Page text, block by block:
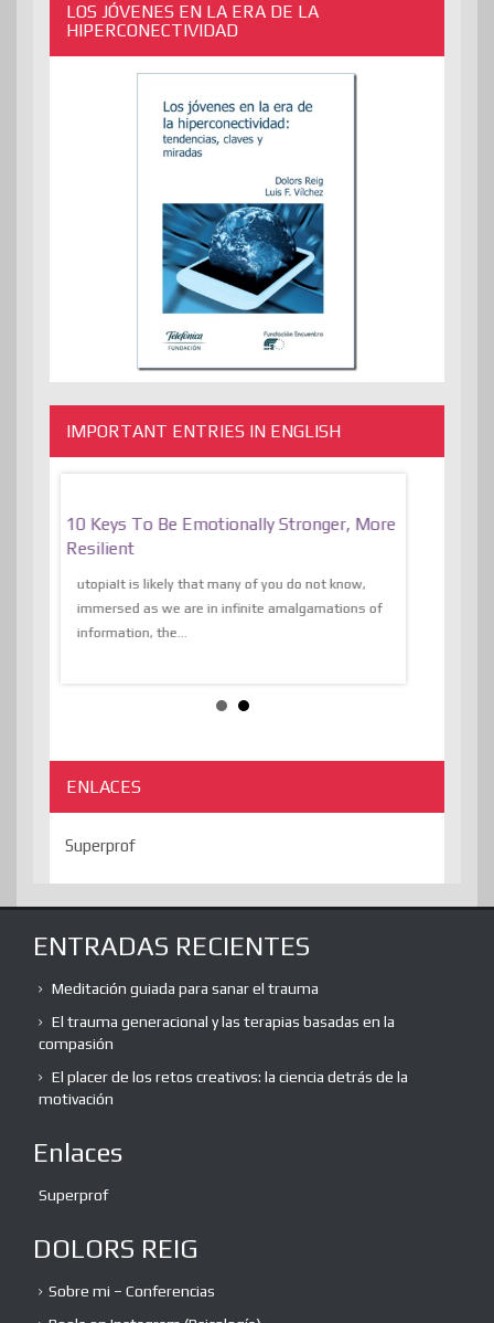
LOS JÓVENES EN LA ERA DE LA
HIPERCONECTIVIDAD
IMPORTANT ENTRIES IN ENGLISH
10 Keys To Be Emotionally Stronger, More
Resilient
utopiaIt is likely that many of you do not know,
immersed as we are in infinite amalgamations of
information, the...
ENLACES
Superprof
ENTRADAS RECIENTES
Meditación guiada para sanar el trauma
El trauma generacional y las terapias basadas en la
compasión
El placer de los retos creativos: la ciencia detrás de la
motivación
Enlaces
Superprof
DOLORS REIG
Sobre mi – Conferencias